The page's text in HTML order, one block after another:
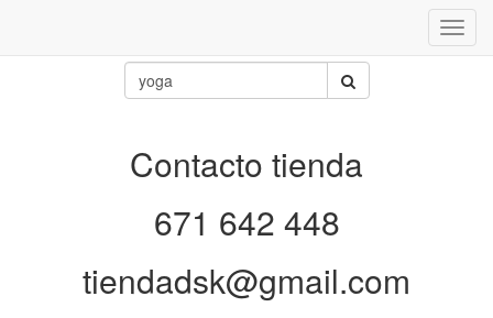
Contacto tienda
671 642 448
tiendadsk@gmail.com